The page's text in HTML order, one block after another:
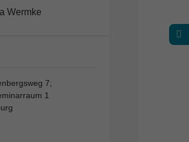
Wermke
7;
1